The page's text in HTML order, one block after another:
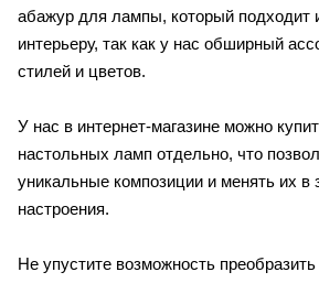
абажур для лампы, который подходит
интерьеру, так как у нас обширный
стилей и цветов.
У нас в интернет-магазине можно
настольных ламп отдельно, что
уникальные композиции и менять их в
настроения.
Не упустите возможность